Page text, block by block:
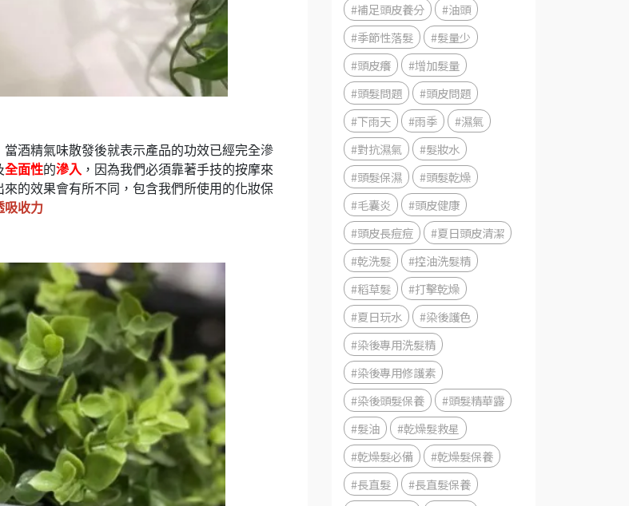
酒精氣味散發後就表示產品的功效已經完全滲
全面性的滲入 ，因為我們必須靠著手技的按摩來
的效果會有所不同，包含我們所使用的化妝保
吸收力
#補足頭皮養分
#油頭
#季節性落髮
#髮量少
#頭皮癢
#增加髮量
#頭髮問題
#頭皮問題
#下雨天
#雨季
#濕氣
#對抗濕氣
#髮妝水
#頭髮保濕
#頭髮乾燥
#毛囊炎
#頭皮健康
#頭皮長痘痘
#夏日頭皮清潔
#乾洗髮
#控油洗髮精
#稻草髮
#打擊乾燥
#夏日玩水
#染後護色
#染後專用洗髮精
#染後專用修護素
#染後頭髮保養
#頭髮精華露
#髮油
#乾燥髮救星
#乾燥髮必備
#乾燥髮保養
#長直髮
#長直髮保養